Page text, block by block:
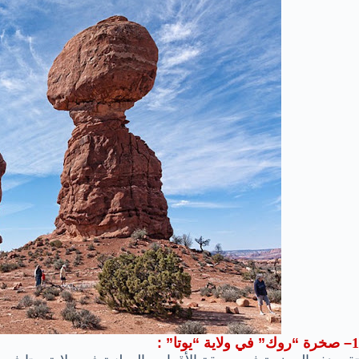
1– صخرة “روك” في ولاية “يوتا” :